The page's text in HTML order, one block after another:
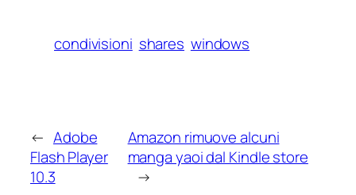
condivisioni shares windows
← Adobe
Flash Player
10.3
Amazon rimuove alcuni
manga yaoi dal Kindle store
→